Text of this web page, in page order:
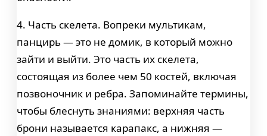
4. Часть скелета. Вопреки мультикам,
панцирь — это не домик, в который можно
зайти и выйти. Это часть их скелета,
состоящая из более чем 50 костей, включая
позвоночник и ребра. Запоминайте термины,
чтобы блеснуть знаниями: верхняя часть
брони называется карапакс, а нижняя —